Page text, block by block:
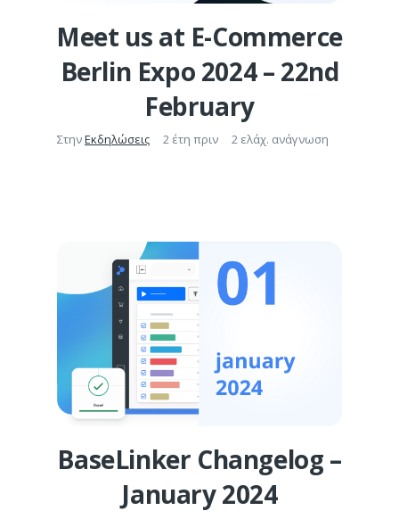
Meet us at E-Commerce
Berlin Expo 2024 – 22nd
February
ΣτηνΕκδηλώσεις 2 έτη πριν 2 ελάχ. ανάγνωση
BaseLinker Changelog –
January 2024